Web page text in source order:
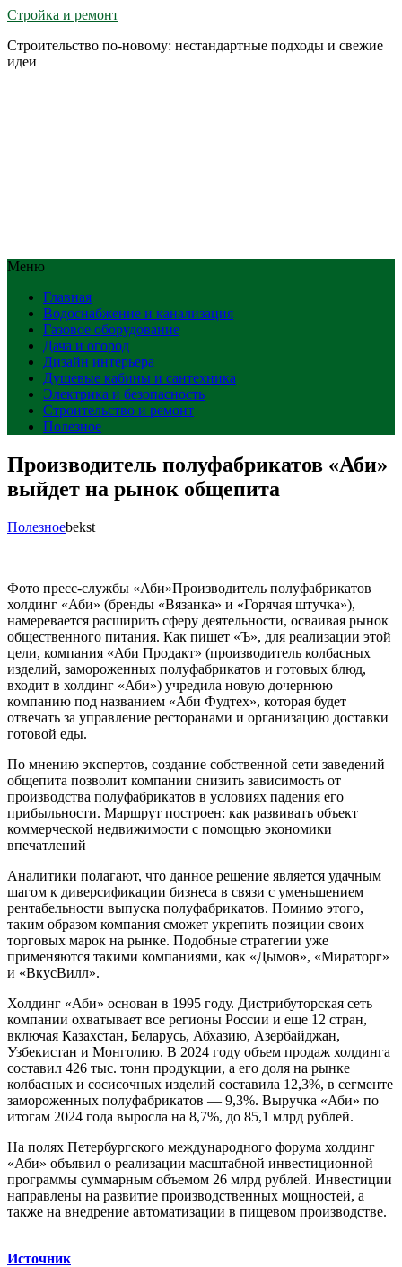
Стройка и ремонт
Строительство по-новому: нестандартные подходы и свежие
идеи
Меню
Главная
Водоснабжение и канализация
Газовое оборудование
Дача и огород
Дизайн интерьера
Душевые кабины и сантехника
Электрика и безопасность
Строительство и ремонт
Полезное
Производитель полуфабрикатов «Аби»
выйдет на рынок общепита
Полезноеbekst
Фото пресс-службы «Аби»Производитель полуфабрикатов
холдинг «Аби» (бренды «Вязанка» и «Горячая штучка»),
намеревается расширить сферу деятельности, осваивая рынок
общественного питания. Как пишет «Ъ», для реализации этой
цели, компания «Аби Продакт» (производитель колбасных
изделий, замороженных полуфабрикатов и готовых блюд,
входит в холдинг «Аби») учредила новую дочернюю
компанию под названием «Аби Фудтех», которая будет
отвечать за управление ресторанами и организацию доставки
готовой еды.
По мнению экспертов, создание собственной сети заведений
общепита позволит компании снизить зависимость от
производства полуфабрикатов в условиях падения его
прибыльности. Маршрут построен: как развивать объект
коммерческой недвижимости с помощью экономики
впечатлений
Аналитики полагают, что данное решение является удачным
шагом к диверсификации бизнеса в связи с уменьшением
рентабельности выпуска полуфабрикатов. Помимо этого,
таким образом компания сможет укрепить позиции своих
торговых марок на рынке. Подобные стратегии уже
применяются такими компаниями, как «Дымов», «Мираторг»
и «ВкусВилл».
Холдинг «Аби» основан в 1995 году. Дистрибуторская сеть
компании охватывает все регионы России и еще 12 стран,
включая Казахстан, Беларусь, Абхазию, Азербайджан,
Узбекистан и Монголию. В 2024 году объем продаж холдинга
составил 426 тыс. тонн продукции, а его доля на рынке
колбасных и сосисочных изделий составила 12,3%, в сегменте
замороженных полуфабрикатов — 9,3%. Выручка «Аби» по
итогам 2024 года выросла на 8,7%, до 85,1 млрд рублей.
На полях Петербургского международного форума холдинг
«Аби» объявил о реализации масштабной инвестиционной
программы суммарным объемом 26 млрд рублей. Инвестиции
направлены на развитие производственных мощностей, а
также на внедрение автоматизации в пищевом производстве.
Источник